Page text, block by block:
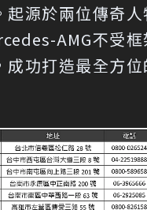
起源於兩位傳奇
AMG不受
成功打造最全方